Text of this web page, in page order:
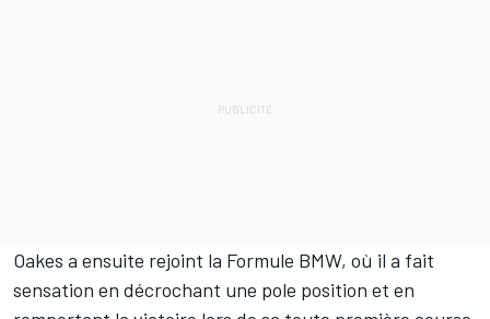
Oakes a ensuite rejoint la Formule BMW, où il a fait
sensation en décrochant une pole position et en